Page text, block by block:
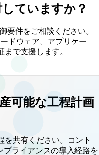
ていますか？
要件をご相談ください。
ドウェア、アプリケー
で支援します。
可能な工程計画
を共有ください。コント
プライアンスの導入経路を